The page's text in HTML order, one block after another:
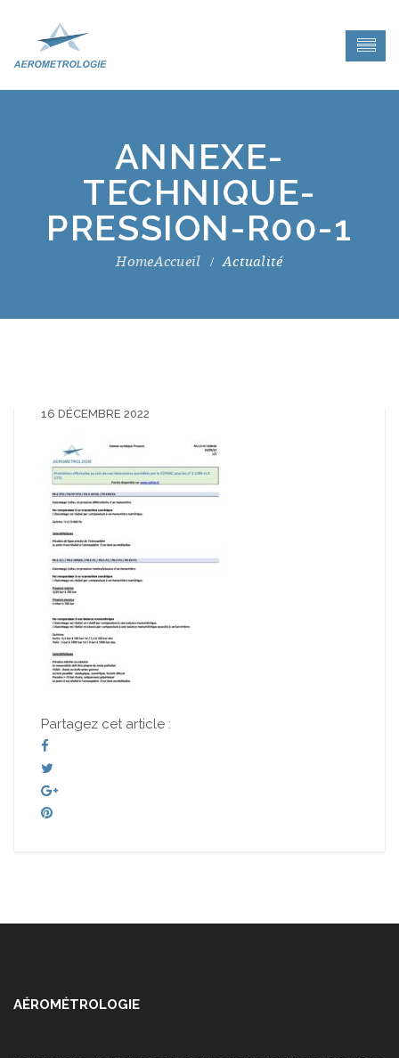
ANNEXE-
TECHNIQUE-
PRESSION-R00-1
Accueil Actualité
16 DÉCEMBRE 2022
Partagez cet article :
AÉROMÉTROLOGIE